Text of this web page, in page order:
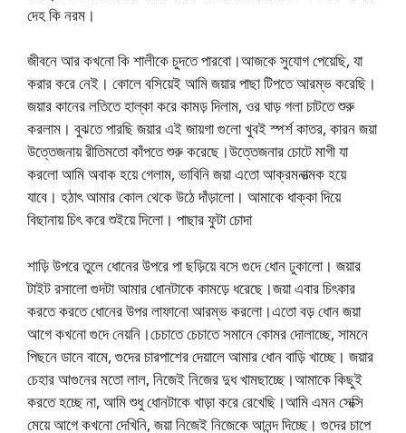
দেহ কি নরম।
জীবনে আর কখনো কি শালীকে চুদতে পারবো।আজকে সুযোগ পেয়েছি, যা
করার করে নেই। কোলে বসিয়েই আমি জয়ার পাছা টিপতে আরম্ভ করেছি।
জয়ার কানের লতিতে হাল্কা করে কামড় দিলাম, ওর ঘাড় গলা চাটতে শুরু
করলাম। বুঝতে পারছি জয়ার এই জায়গা গুলো খুবই স্পর্শ কাতর, কারন জয়া
উত্তেজনায় রীতিমতো কাঁপতে শুরু করেছে।উত্তেজনার চোটে মাগী যা
করলো আমি অবাক হয়ে গেলাম, ভাবিনি জয়া এতো আক্রমনাত্মক হয়ে
যাবে। হঠাৎ আমার কোল থেকে উঠে দাঁড়ালো। আমাকে ধাক্কা দিয়ে
বিছানায় চিৎ করে শুইয়ে দিলো। পাছার ফুটা চোদা
শাড়ি উপরে তুলে ধোনের উপরে পা ছড়িয়ে বসে গুদে ধোন ঢুকালো। জয়ার
টাইট রসালো গুদটা আমার ধোনটাকে কামড়ে ধরেছে।জয়া এবার চিৎকার
করতে করতে ধোনের উপর লাফানো আরম্ভ করলো।এতো বড় ধোন জয়া
আগে কখনো গুদে নেয়নি।চেচাতে চেচাতে সমানে কোমর দোলাচ্ছে, সামনে
পিছনে ডানে বামে, গুদের চারপাশের দেয়ালে আমার ধোন বাড়ি খাচ্ছে। জয়ার
চেহার আগুনের মতো লাল, নিজেই নিজের দুধ খামছাচ্ছে।আমাকে কিছুই
করতে হচ্ছে না, আমি শুধু ধোনটাকে খাড়া করে রেখেছি।আমি এমন সেক্সি
মেয়ে আগে কখনো দেখিনি, জয়া নিজেই নিজেকে আনন্দ দিচ্ছে। গুদের চাপে